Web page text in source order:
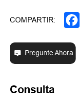
COMPARTIR:
Pregunte Ahora
Consulta